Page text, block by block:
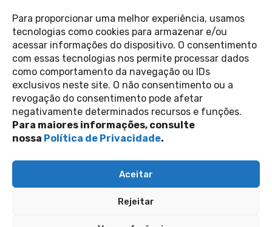
Para proporcionar uma melhor experiência, usamos
tecnologias como cookies para armazenar e/ou
acessar informações do dispositivo. O consentimento
com essas tecnologias nos permite processar dados
como comportamento da navegação ou IDs
exclusivos neste site. O não consentimento ou a
revogação do consentimento pode afetar
negativamente determinados recursos e funções.
Para maiores informações, consulte
nossa Política de Privacidade.
Aceitar
Rejeitar
saiba mais
Política de Privacidade
Perguntas Frequentes
copyright 2026
Inscreva-se na nossa newsletter